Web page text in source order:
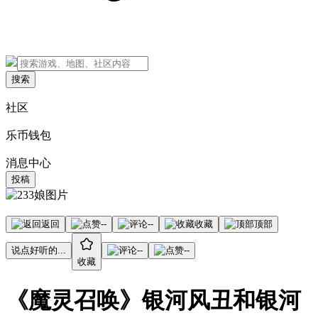
搜索
社区
乐币钱包
消息中心
投稿
返回 -- -- 收藏 顶部
说点好听的...
收藏
-- --
《魔灵召唤》银河风丑和银河